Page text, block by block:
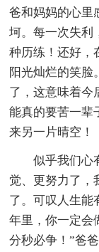
爸和妈妈的心里
坷。每一次失利
种历练！还好，
阳光灿烂的笑脸
了，这意味着今
能真的要苦一辈
来另一片晴空！
似乎我们心
觉、更努力了，
了。可叹人生能
年里，你一定会
分秒必争！”爸